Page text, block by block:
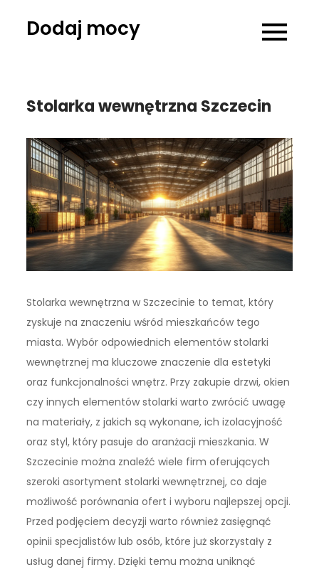
Dodaj mocy
Stolarka wewnętrzna Szczecin
Stolarka wewnętrzna w Szczecinie to temat, który
zyskuje na znaczeniu wśród mieszkańców tego
miasta. Wybór odpowiednich elementów stolarki
wewnętrznej ma kluczowe znaczenie dla estetyki
oraz funkcjonalności wnętrz. Przy zakupie drzwi, okien
czy innych elementów stolarki warto zwrócić uwagę
na materiały, z jakich są wykonane, ich izolacyjność
oraz styl, który pasuje do aranżacji mieszkania. W
Szczecinie można znaleźć wiele firm oferujących
szeroki asortyment stolarki wewnętrznej, co daje
możliwość porównania ofert i wyboru najlepszej opcji.
Przed podjęciem decyzji warto również zasięgnąć
opinii specjalistów lub osób, które już skorzystały z
usług danej firmy. Dzięki temu można uniknąć